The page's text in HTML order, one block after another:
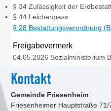
§ 34 Zulässigkeit der
§ 44 Leichenpass
§ 28 Bestattungsverordnung
Freigabevermerk
04.05.2026 Sozialministerium
Kontakt
Gemeinde Friesenheim
Friesenheimer Hauptstraße 71/